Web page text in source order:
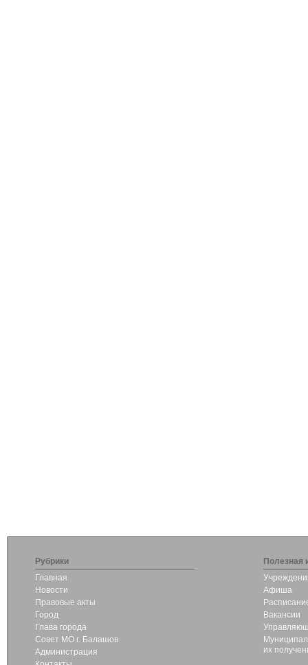
Рубрики
Главная
Новости
Правовые акты
Город
Глава города
Совет МО г. Балашов
Администрация
Полезная
Афиша
Вакансии
их